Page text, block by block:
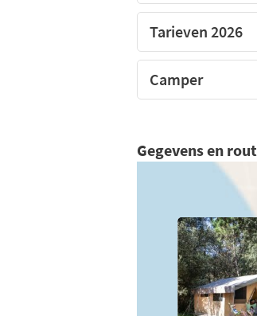
Tarieven 2026
Camper
Gegevens en